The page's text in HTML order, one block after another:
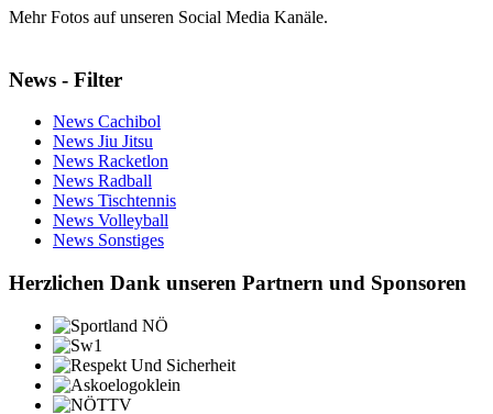
Mehr Fotos auf unseren Social Media Kanäle.
News - Filter
News Cachibol
News Jiu Jitsu
News Racketlon
News Radball
News Tischtennis
News Volleyball
News Sonstiges
Herzlichen Dank unseren Partnern und Sponsoren